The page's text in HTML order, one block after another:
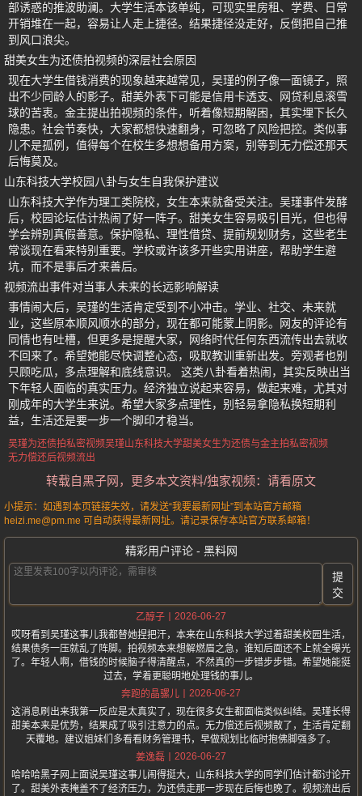
部诱惑的推波助澜。大学生活本该单纯，可现实里房租、学费、日常
开销堆在一起，容易让人走上捷径。结果捷径没走好，反倒把自己推
到风口浪尖。
甜美女生为还债拍视频的深层社会原因
现在大学生借钱消费的现象越来越常见，吴瑾的例子像一面镜子，照
出不少同龄人的影子。甜美外表下可能是信用卡透支、网贷利息滚雪
球的苦衷。金主提出拍视频的条件，听着像短期解困，其实埋下长久
隐患。社会节奏快，大家都想快速翻身，可忽略了风险把控。类似事
儿不是孤例，值得每个在校生多想想备用方案，别等到无力偿还那天
后悔莫及。
山东科技大学校园八卦与女生自我保护建议
山东科技大学作为理工类院校，女生本来就备受关注。吴瑾事件发酵
后，校园论坛估计热闹了好一阵子。甜美女生容易吸引目光，但也得
学会辨别真假善意。保护隐私、理性借贷、提前规划财务，这些老生
常谈现在看来特别重要。学校或许该多开些实用讲座，帮助学生避
坑，而不是事后才来善后。
视频流出事件对当事人未来的长远影响解读
事情闹大后，吴瑾的生活肯定受到不小冲击。学业、社交、未来就
业，这些原本顺风顺水的部分，现在都可能蒙上阴影。网友的评论有
同情也有吐槽，但更多是提醒大家，网络时代任何东西流传出去就收
不回来了。希望她能尽快调整心态，吸取教训重新出发。旁观者也别
只顾吃瓜，多点理解和底线意识。 这类八卦看着热闹，其实反映出当
下年轻人面临的真实压力。经济独立说起来容易，做起来难，尤其对
刚成年的大学生来说。希望大家多点理性，别轻易拿隐私换短期利
益，生活还是要一步一个脚印才稳当。
吴瑾为还债拍私密视频吴瑾山东科技大学甜美女生为还债与金主拍私密视频
无力偿还后视频流出
转载自黑子网，更多本文资料/独家视频：请看原文
小提示：如遇到本页链接失效，请发送“我要最新网址”到本站官方邮箱
heizi.me@pm.me 可自动获得最新网址。请记录保存本站官方联系邮箱！
精彩用户评论 - 黑料网
提
交
乙醇子
2026-06-27
哎呀看到吴瑾这事儿我都替她捏把汗，本来在山东科技大学过着甜美校园生活，
结果债务一压就乱了阵脚。拍视频本来想解燃眉之急，谁知后面还不上就全曝光
了。年轻人啊，借钱的时候脑子得清醒点，不然真的一步错步步错。希望她能挺
过去，学着更聪明地处理钱的事儿。
奔跑的晶骡儿
2026-06-27
这消息刷出来我第一反应是太真实了，现在很多女生都面临类似纠结。吴瑾长得
甜美本来是优势，结果成了吸引注意力的点。无力偿还后视频散了，生活肯定翻
天覆地。建议姐妹们多看看财务管理书，早做规划比临时抱佛脚强多了。
姜逸磊
2026-06-27
哈哈哈黑子网上面说吴瑾这事儿闹得挺大，山东科技大学的同学们估计都讨论开
了。甜美外表掩盖不了经济压力，为还债走那一步现在后悔也晚了。视频流出后